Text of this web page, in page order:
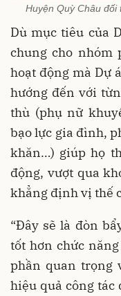
Huyện Quỳ Châu đối
Dù mục tiêu của
chung cho nhóm
hoạt động mà Dự
hướng đến với
thù (phụ nữ
bạo lực gia đình,
khăn…) giúp họ
động, vượt qua
khẳng định vị thế
“Đây sẽ là đòn
tốt hơn chức
phần quan trọng
hiệu quả công tác